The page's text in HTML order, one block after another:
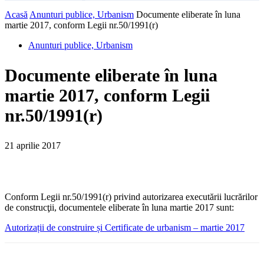
Acasă Anunturi publice, Urbanism Documente eliberate în luna
martie 2017, conform Legii nr.50/1991(r)
Anunturi publice, Urbanism
Documente eliberate în luna
martie 2017, conform Legii
nr.50/1991(r)
21 aprilie 2017
Conform Legii nr.50/1991(r) privind autorizarea executării lucrărilor
de construcţii, documentele eliberate în luna martie 2017 sunt:
Autorizații de construire și Certificate de urbanism – martie 2017